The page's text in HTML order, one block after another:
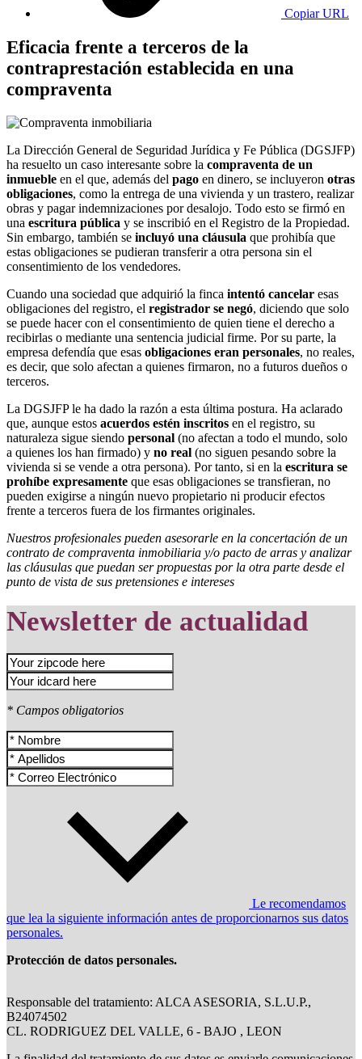
Copiar URL
Eficacia frente a terceros de la
contraprestación establecida en una
compraventa
La Dirección General de Seguridad Jurídica y Fe Pública (DGSJFP)
ha resuelto un caso interesante sobre la compraventa de un
inmueble en el que, además del pago en dinero, se incluyeron otras
obligaciones, como la entrega de una vivienda y un trastero, realizar
obras y pagar indemnizaciones por desalojo. Todo esto se firmó en
una escritura pública y se inscribió en el Registro de la Propiedad.
Sin embargo, también se incluyó una cláusula que prohibía que
estas obligaciones se pudieran transferir a otra persona sin el
consentimiento de los vendedores.
Cuando una sociedad que adquirió la finca intentó cancelar esas
obligaciones del registro, el registrador se negó, diciendo que solo
se puede hacer con el consentimiento de quien tiene el derecho a
recibirlas o mediante una sentencia judicial firme. Por su parte, la
empresa defendía que esas obligaciones eran personales, no reales,
es decir, que solo afectan a quienes firmaron, no a futuros dueños o
terceros.
La DGSJFP le ha dado la razón a esta última postura. Ha aclarado
que, aunque estos acuerdos estén inscritos en el registro, su
naturaleza sigue siendo personal (no afectan a todo el mundo, solo
a quienes los han firmado) y no real (no siguen pesando sobre la
vivienda si se vende a otra persona). Por tanto, si en la escritura se
prohíbe expresamente que esas obligaciones se transfieran, no
pueden exigirse a ningún nuevo propietario ni producir efectos
frente a terceros fuera de los firmantes originales.
Nuestros profesionales pueden asesorarle en la concertación de un
contrato de compraventa inmobiliaria y/o pacto de arras y analizar
las cláusulas que puedan ser propuestas por la otra parte desde el
punto de vista de sus pretensiones e intereses
Newsletter de actualidad
* Campos obligatorios
Le recomendamos
que lea la siguiente información antes de proporcionarnos sus datos
personales.
Protección de datos personales.
Responsable del tratamiento: ALCA ASESORIA, S.L.U.P.,
B24074502
CL. RODRIGUEZ DEL VALLE, 6 - BAJO , LEON